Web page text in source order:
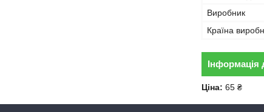
Виробник
Країна
Інформація
Ціна: 65 ₴